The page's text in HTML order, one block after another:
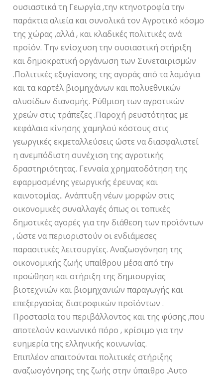
ουσιαστικά τη Γεωργία ,την κτηνοτροφία την
παράκτια αλιεία και συνολικά τον Αγροτικό κόσμο
της χώρας ,αλλά , και κλαδικές πολιτικές ανά
προϊόν. Την ενίσχυση την ουσιαστική στήριξη
και δημοκρατική οργάνωση των Συνεταιρισμών
.Πολιτικές εξυγίανσης της αγοράς από τα λαμόγια
και τα καρτέλ βιομηχάνων και πολυεθνικών
αλυσίδων διανομής. Ρύθμιση των αγροτικών
χρεών στις τράπεζες .Παροχή ρευστότητας με
κεφάλαια κίνησης χαμηλού κόστους στις
γεωργικές εκμεταλλεύσεις ώστε να διασφαλιστεί
η ανεμπόδιστη συνέχιση της αγροτικής
δραστηριότητας. Γενναία χρηματοδότηση της
εφαρμοσμένης γεωργικής έρευνας και
καινοτομίας.. Ανάπτυξη νέων μορφών στις
οικονομικές συναλλαγές όπως οι τοπικές
δημοτικές αγορές για την διάθεση των προϊόντων
, ώστε να περιοριστούν οι ενδιάμεσες
παρασιτικές λειτουργίες. Αναζωογόνηση της
οικονομικής ζωής υπαίθρου μέσα από την
προώθηση και στήριξη της δημιουργίας
βιοτεχνιών και βιομηχανιών παραγωγής και
επεξεργασίας διατροφικών προϊόντων .
Προστασία του περιβάλλοντος και της φύσης ,που
αποτελούν κοινωνικό πόρο , κρίσιμο για την
ευημερία της ελληνικής κοινωνίας.
Επιπλέον απαιτούνται πολιτικές στήριξης
αναζωογόνησης της ζωής στην ύπαιθρο .Αυτο